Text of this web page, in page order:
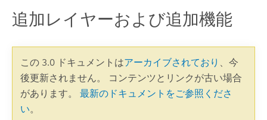
追加レイヤーおよび追加機能
この 3.0 ドキュメントはアーカイブされており 、今
後更新されません。 コンテンツとリンクが古い場合
があります。 最新のドキュメントをご参照くださ
い。